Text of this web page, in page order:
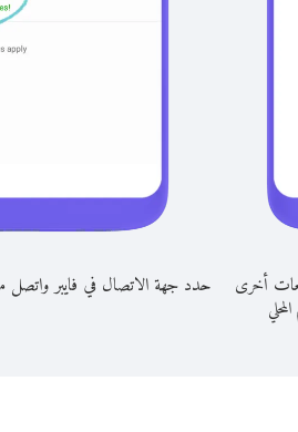
أخرى حدد جهة الاتصال في فايبر واتصل